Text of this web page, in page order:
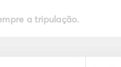
a tripulação.